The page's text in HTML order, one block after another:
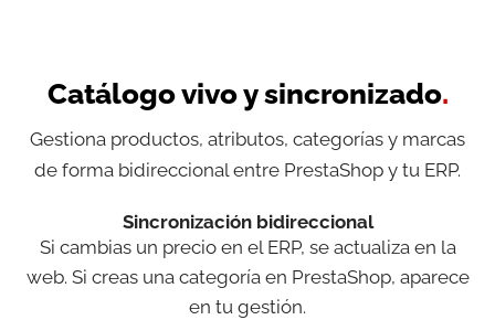
Catálogo vivo y sincronizado.
Gestiona productos, atributos, categorías y marcas
de forma bidireccional entre PrestaShop y tu ERP.
Sincronización bidireccional
Si cambias un precio en el ERP, se actualiza en la
web. Si creas una categoría en PrestaShop, aparece
en tu gestión.